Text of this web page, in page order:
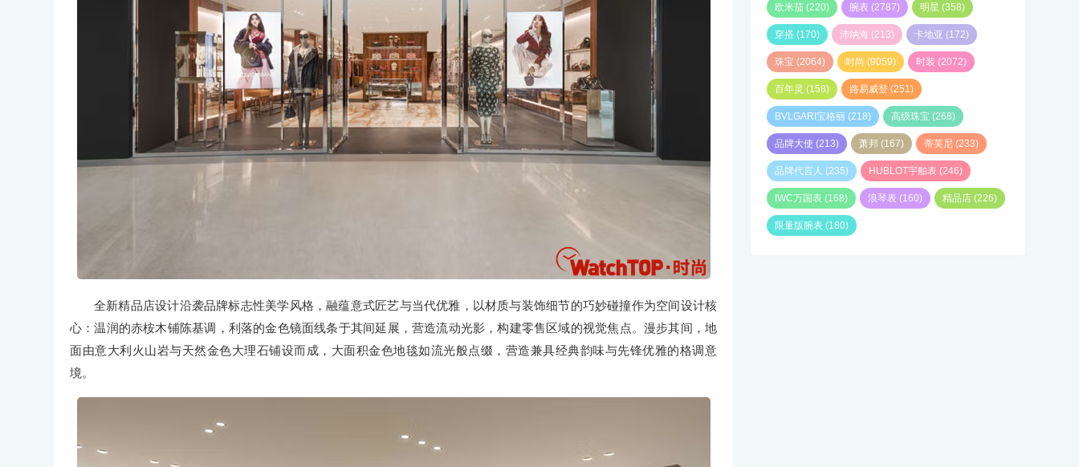
全新精品店设计沿袭品牌标志性美学风格，融蕴意式匠艺与当代优雅，以材质与装饰细节的巧妙碰撞作为空间设计核
心：温润的赤桉木铺陈基调，利落的金色镜面线条于其间延展，营造流动光影，构建零售区域的视觉焦点。漫步其间，地
面由意大利火山岩与天然金色大理石铺设而成，大面积金色地毯如流光般点缀，营造兼具经典韵味与先锋优雅的格调意
境。
欧米茄 (220) 腕表 (2787) 明星 (358)
穿搭 (170) 沛纳海 (213) 卡地亚 (172)
珠宝 (2064) 时尚 (9059) 时装 (2072)
百年灵 (158) 路易威登 (251)
BVLGARI宝格丽 (218) 高级珠宝 (268)
品牌大使 (213) 萧邦 (167) 蒂芙尼 (233)
品牌代言人 (235) HUBLOT宇舶表 (246)
IWC万国表 (168) 浪琴表 (160) 精品店 (226)
限量版腕表 (180)